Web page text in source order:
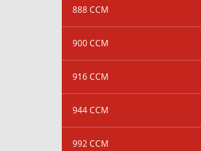
888 CCM
900 CCM
916 CCM
944 CCM
992 CCM